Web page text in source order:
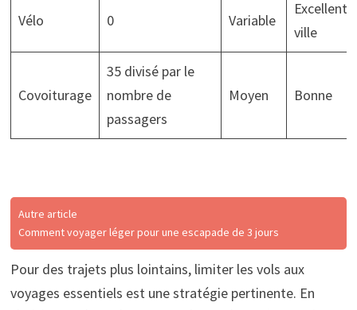
Vélo 0 Variable
ville
Covoiturage
35 divisé par le
nombre de
passagers
Moyen Bonne
Autre article
Comment voyager léger pour une escapade de 3 jours
Pour des trajets plus lointains, limiter les vols aux
voyages essentiels est une stratégie pertinente. En